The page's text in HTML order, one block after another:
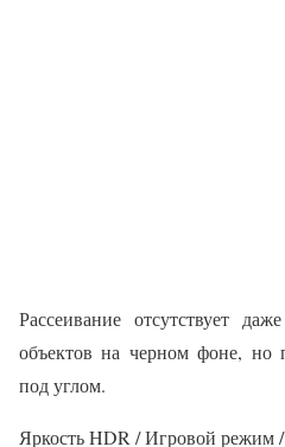
Рассеивание отсутствует
объектов на черном фоне, но
под углом.
Яркость HDR / Игровой режим